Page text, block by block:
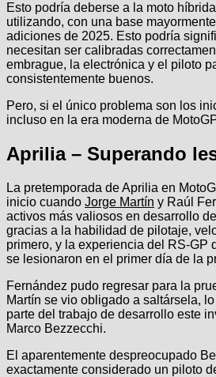
Esto podría deberse a la moto
utilizando, con una base
adiciones de 2025. Esto podría
necesitan ser calibradas
embrague, la electrónica y el piloto
consistentemente buenos.
Pero, si el único problema son los
incluso en la era moderna de
Aprilia – Superando
La pretemporada de Aprilia en
inicio cuando Jorge Martín y Raúl
activos más valiosos en desarrollo
gracias a la habilidad de pilotaje,
primero, y la experiencia del RS-GP
se lesionaron en el primer día de la
Fernández pudo regresar para la
Martín se vio obligado a saltársela,
parte del trabajo de desarrollo este
Marco Bezzecchi.
El aparentemente despreocupado
exactamente considerado un piloto